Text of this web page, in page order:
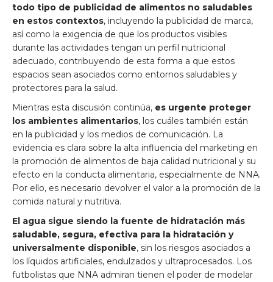
todo tipo de publicidad de alimentos no saludables
en estos contextos, incluyendo la publicidad de marca,
así como la exigencia de que los productos visibles
durante las actividades tengan un perfil nutricional
adecuado, contribuyendo de esta forma a que estos
espacios sean asociados como entornos saludables y
protectores para la salud.
Mientras esta discusión continúa, es urgente proteger
los ambientes alimentarios, los cuáles también están
en la publicidad y los medios de comunicación. La
evidencia es clara sobre la alta influencia del marketing en
la promoción de alimentos de baja calidad nutricional y su
efecto en la conducta alimentaria, especialmente de NNA.
Por ello, es necesario devolver el valor a la promoción de la
comida natural y nutritiva.
El agua sigue siendo la fuente de hidratación más
saludable, segura, efectiva para la hidratación y
universalmente disponible, sin los riesgos asociados a
los líquidos artificiales, endulzados y ultraprocesados. Los
futbolistas que NNA admiran tienen el poder de modelar